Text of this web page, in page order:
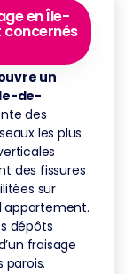
en Île-
concernés
un
de-
des
les plus
des fissures
sur
appartement.
dépôts
fraisage